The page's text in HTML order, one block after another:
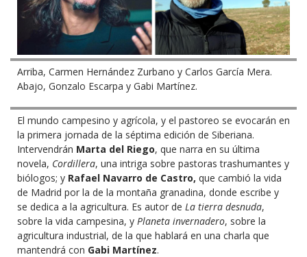
Arriba, Carmen Hernández Zurbano y Carlos García Mera.
Abajo, Gonzalo Escarpa y Gabi Martínez.
El mundo campesino y agrícola, y el pastoreo se evocarán en
la primera jornada de la séptima edición de Siberiana.
Intervendrán Marta del Riego, que narra en su última
novela, Cordillera, una intriga sobre pastoras trashumantes y
biólogos; y Rafael Navarro de Castro, que cambió la vida
de Madrid por la de la montaña granadina, donde escribe y
se dedica a la agricultura. Es autor de La tierra desnuda,
sobre la vida campesina, y Planeta invernadero, sobre la
agricultura industrial, de la que hablará en una charla que
mantendrá con Gabi Martínez.